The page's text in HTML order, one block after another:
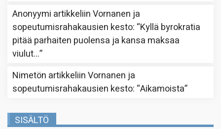
Anonyymi artikkeliinVornanen ja
sopeutumisrahakausien kesto: “Kyllä byrokratia
pitää parhaiten puolensa ja kansa maksaa
viulut…”
Nimetön artikkeliinVornanen ja
sopeutumisrahakausien kesto: “Aikamoista”
SISÄLTÖ